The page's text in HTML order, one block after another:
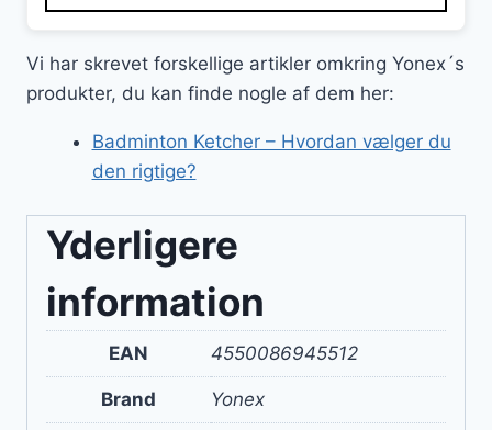
Vi har skrevet forskellige artikler omkring Yonex´s
produkter, du kan finde nogle af dem her:
Badminton Ketcher – Hvordan vælger du
den rigtige?
Yderligere
information
EAN 4550086945512
Brand Yonex